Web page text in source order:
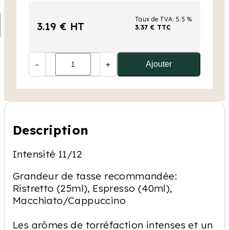
3.19 € HT
Taux de TVA: 5.5 %
3.37 € TTC
- + Ajouter
Description
Intensité 11/12
Grandeur de tasse recommandée:
Ristretto (25ml), Espresso (40ml),
Macchiato/Cappuccino
Les arômes de torréfaction intenses et un